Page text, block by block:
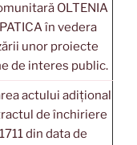
OLTENIA
în vedera
unor proiecte
de interes public.
actului adițional
de închiriere
din data de